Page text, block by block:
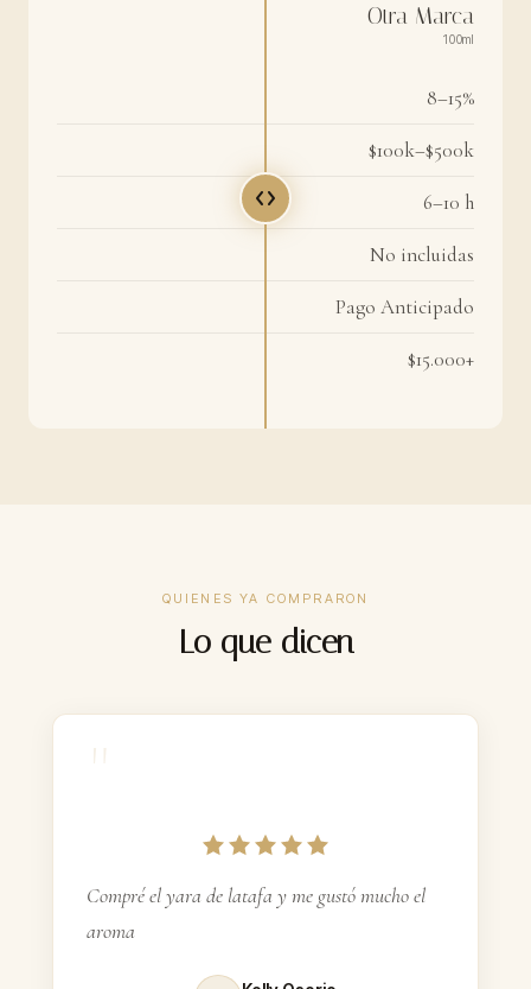
Otra Marca
100ml
8–15%
$100k–$500k
6–10 h
No incluidas
Pago Anticipado
$15.000+
PAGO
$44.900–$69.900
Incluidas
ContraEntrega
QUIENES YA COMPRARON
Lo que dicen
"
Compré el yara de latafa y me gustó mucho el
aroma